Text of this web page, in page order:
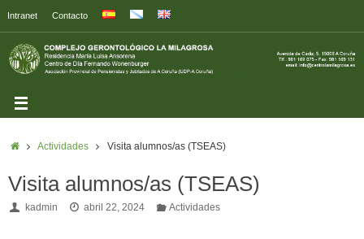
Intranet Contacto
Actividades Visita alumnos/as (TSEAS)
Visita alumnos/as (TSEAS)
kadmin abril 22, 2024 Actividades